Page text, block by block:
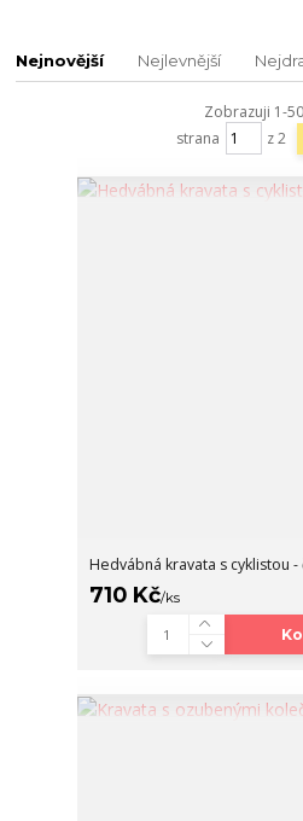
Nejnovější Nejlevnější
Zobrazuji 1-
strana
z 2
Hedvábná kravata s cyklistou
710 Kč/ks